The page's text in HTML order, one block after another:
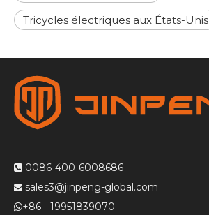
Tricycles électriques aux États-Unis
 0086-400-6008686
 sales3@jinpeng-global.com
+86 - 19951839070